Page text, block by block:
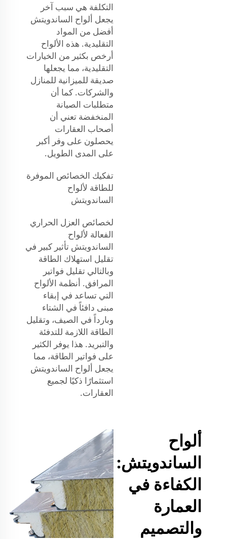
التكلفة هي سبب آخر
يجعل ألواح الساندويتش
أفضل من المواد
التقليدية. هذه الألواح
أرخص بكثير من الخيارات
التقليدية، مما يجعلها
صديقة للميزانية للمنازل
والشركات. كما أن
متطلبات الصيانة
المنخفضة تعني أن
أصحاب العقارات
يحصلون على وفر أكبر
على المدى الطويل.
تفكيك الخصائص الموفرة
للطاقة لألواح
الساندويتش
لخصائص العزل الحراري
الفعالة لألواح
الساندويتش تأثير كبير في
تقليل استهلاك الطاقة
وبالتالي تقليل فواتير
المرافق. أنظمة الألواح
التي تساعد في إبقاء
مبنى دافئاً في الشتاء
وبارداً في الصيف، وتقليل
الطاقة اللازمة للتدفئة
والتبريد. هذا يوفر الكثير
على فواتير الطاقة، مما
يجعل ألواح الساندويتش
استثمارًا ذكيًا لجميع
العقارات.
ألواح
الساندويتش:
الكفاءة في
العمارة
والتصميم